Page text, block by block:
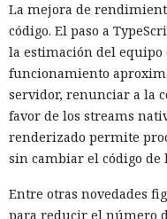
La mejora de
código. El paso a
la estimación del equipo
funcionamiento
servidor, renunciar a la
favor de los streams
renderizado permite
sin cambiar el código de
Entre otras novedades
para reducir el número